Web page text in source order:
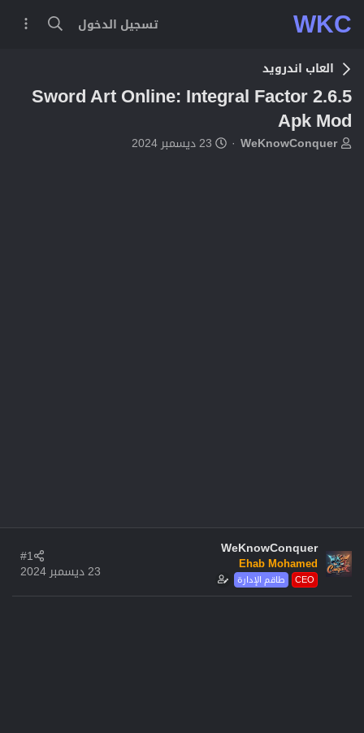
WKC تسجيل الدخول
العاب اندرويد
Sword Art Online: Integral Factor 2.6.5
Apk Mod
بWeKnowConquer
ت23 ديسمبر 2024
WeKnowConquer
Ehab Mohamed
طاقم الإدارة CEO
23 ديسمبر 2024
#1